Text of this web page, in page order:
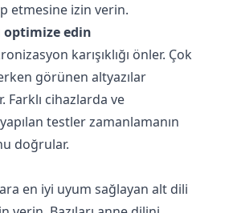
etmesine izin verin.
optimize edin
karışıklığı önler. Çok
görünen altyazılar
Farklı cihazlarda ve
testler zamanlamanın
doğrular.
en iyi uyum sağlayan alt dili